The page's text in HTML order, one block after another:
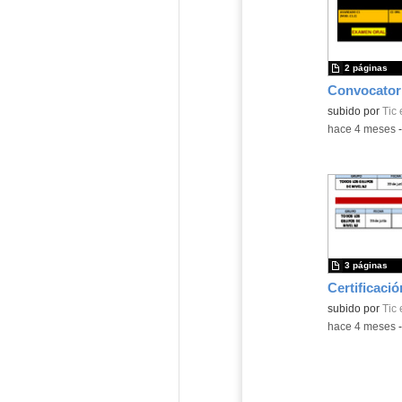
subido por
2 páginas
-hace 4 meses
subido por
3 páginas
-hace 4 meses